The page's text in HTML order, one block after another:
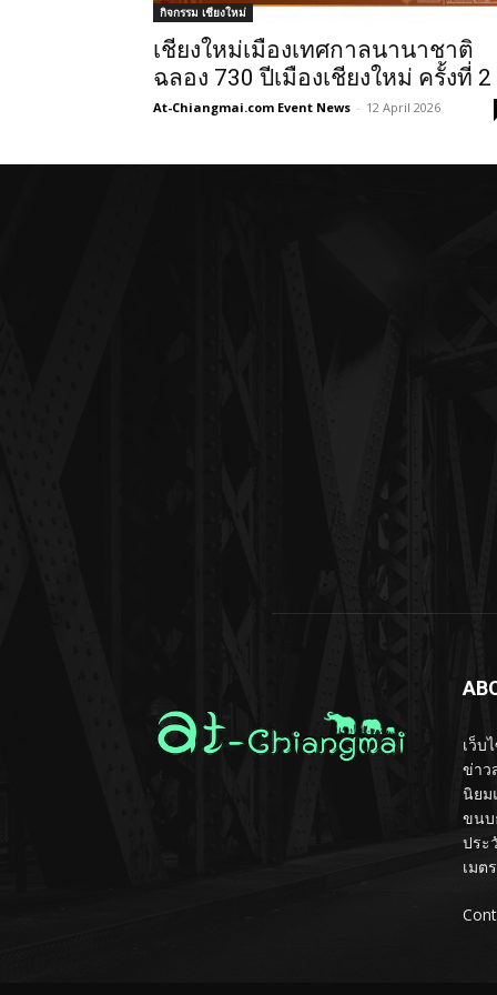
กิจกรรม เชียงใหม่
เชียงใหม่เมืองเทศกาลนานาชาติ
ฉลอง 730 ปีเมืองเชียงใหม่ ครั้งที่ 2
At-Chiangmai.com Event News - 12 April 2026
เว็บ
ข่าว
นิยม
ขนบ
ประ
เมต